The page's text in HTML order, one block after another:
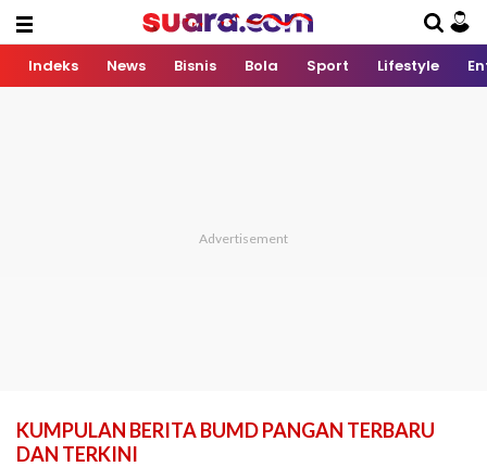
Indeks News Bisnis Bola Sport Lifestyle
KUMPULAN BERITA BUMD PANGAN TERBARU
DAN TERKINI